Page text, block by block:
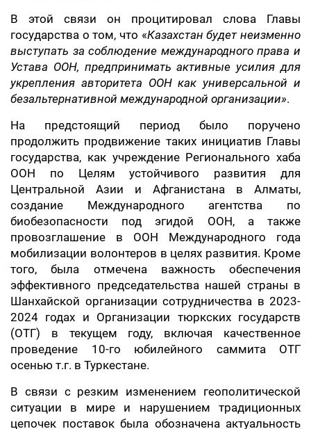
В этой связи он процитировал слова Главы
государства о том, что «Казахстан будет неизменно
выступать за соблюдение международного права и
Устава ООН, предпринимать активные усилия для
укрепления авторитета ООН как универсальной и
безальтернативной международной организации».
На предстоящий период было поручено
продолжить продвижение таких инициатив Главы
государства, как учреждение Регионального хаба
ООН по Целям устойчивого развития для
Центральной Азии и Афганистана в Алматы,
создание Международного агентства по
биобезопасности под эгидой ООН, а также
провозглашение в ООН Международного года
мобилизации волонтеров в целях развития. Кроме
того, была отмечена важность обеспечения
эффективного председательства нашей страны в
Шанхайской организации сотрудничества в 2023-
2024 годах и Организации тюркских государств
(ОТГ) в текущем году, включая качественное
проведение 10-го юбилейного саммита ОТГ
осенью т.г. в Туркестане.
В связи с резким изменением геополитической
ситуации в мире и нарушением традиционных
цепочек поставок была обозначена актуальность